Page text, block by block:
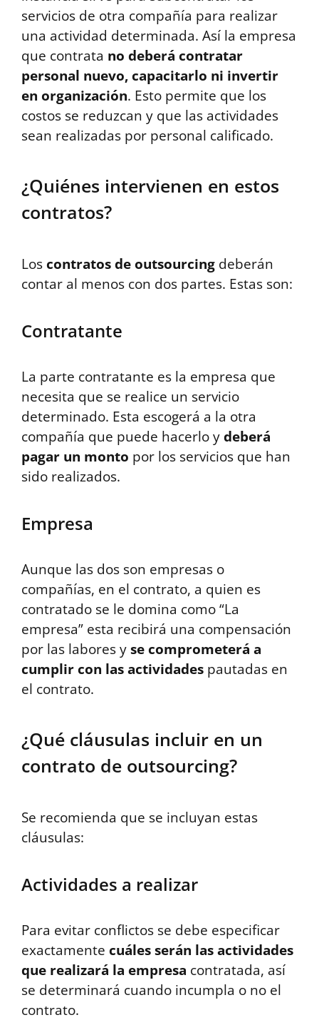
servicios de otra compañía para realizar
una actividad determinada. Así la empresa
que contrata no deberá contratar
personal nuevo, capacitarlo ni invertir
en organización. Esto permite que los
costos se reduzcan y que las actividades
sean realizadas por personal calificado.
¿Quiénes intervienen en estos
contratos?
Loscontratos de outsourcing deberán
contar al menos con dos partes. Estas son:
Contratante
La parte contratante es la empresa que
necesita que se realice un servicio
determinado. Esta escogerá a la otra
compañía que puede hacerlo ydeberá
pagar un monto por los servicios que han
sido realizados.
Empresa
Aunque las dos son empresas o
compañías, en el contrato, a quien es
contratado se le domina como “La
empresa” esta recibirá una compensación
por las labores ysecomprometerá a
cumplir con las actividades pautadas en
el contrato.
¿Qué cláusulas incluir en un
contrato de outsourcing?
Se recomienda que se incluyan estas
cláusulas:
Actividades a realizar
Para evitar conflictos se debe especificar
exactamente cuáles serán las actividades
que realizará la empresa contratada, así
se determinará cuando incumpla o no el
contrato.